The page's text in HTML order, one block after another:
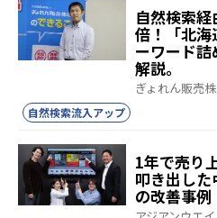
自然検索
倍！「北海
ーワード
解説。
ぎょれん販売
自然検索流入アップ
1年で売り
叩き出した
の改善事例